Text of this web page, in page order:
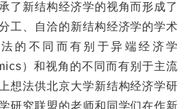
了新结构经济学的视角而形成了
工、自洽的新结构经济学的学术
的不同而有别于异端经济学
）和视角的不同而有别于主流
想法供北京大学新结构经济学研
研究联盟的老师和同学们在作新